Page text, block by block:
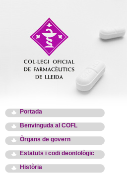
Portada
Benvinguda al COFL
Òrgans de govern
Estatuts i codi deontològic
Història